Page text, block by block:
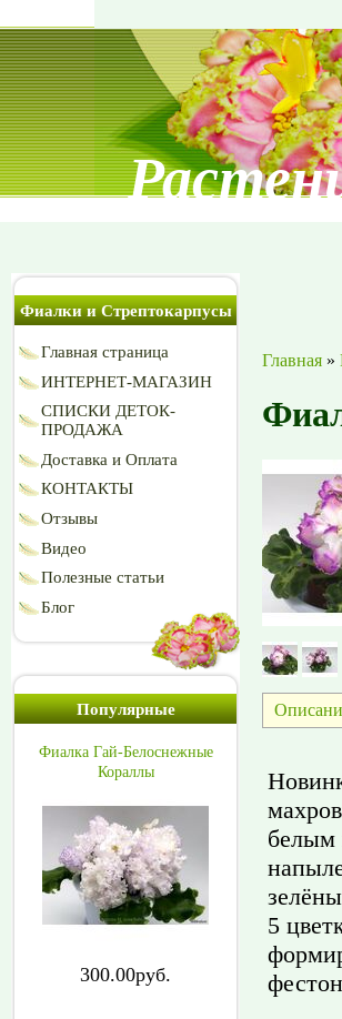
Фиалки и Стрептокарпусы
Главная страница
ИНТЕРНЕТ-МАГАЗИН
СПИСКИ ДЕТОК-
ПРОДАЖА
Доставка и Оплата
КОНТАКТЫ
Отзывы
Видео
Полезные статьи
Блог
Популярные
Фиалка Гай-Белоснежные
Кораллы
300.00руб.
Главная »
белым
5